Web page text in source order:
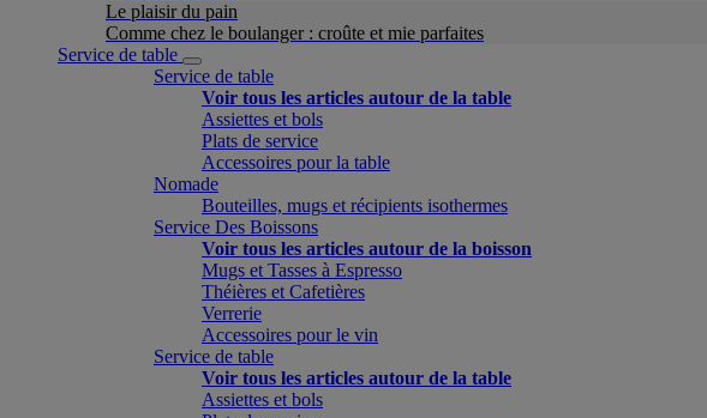
Le plaisir du pain
Comme chez le boulanger : croûte et mie parfaites
Service de table
Service de table
Voir tous les articles autour de la table
Assiettes et bols
Plats de service
Accessoires pour la table
Nomade
Bouteilles, mugs et récipients isothermes
Service Des Boissons
Voir tous les articles autour de la boisson
Mugs et Tasses à Espresso
Théières et Cafetières
Verrerie
Accessoires pour le vin
Service de table
Voir tous les articles autour de la table
Assiettes et bols